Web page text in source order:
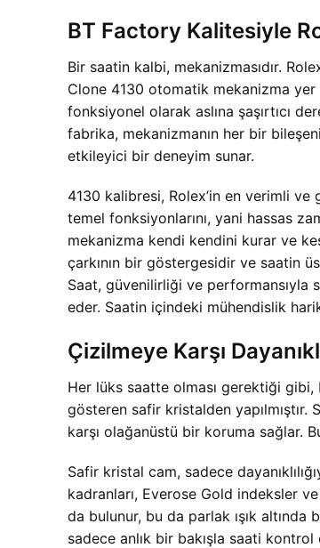
BT Factory Kalitesiyle
Bir saatin kalbi, mekanizmasıdır.
Clone 4130 otomatik mekanizma yer
fonksiyonel olarak aslına şaşırtıcı
fabrika, mekanizmanın her bir
etkileyici bir deneyim sunar.
4130 kalibresi, Rolex’in en verimli
temel fonksiyonlarını, yani hassas
mekanizma kendi kendini kurar ve
çarkının bir göstergesidir ve saatin
Saat, güvenilirliği ve performansıyla
eder. Saatin içindeki mühendislik
Çizilmeye Karşı
Her lüks saatte olması gerektiği gibi,
gösteren safir kristalden yapılmıştır.
karşı olağanüstü bir koruma sağlar.
Safir kristal cam, sadece
kadranları, Everose Gold indeksler
da bulunur, bu da parlak ışık
sadece anlık bir bakışla saati